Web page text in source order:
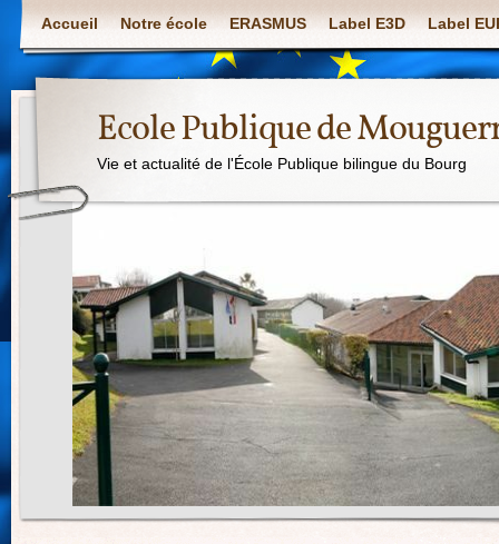
Accueil Notre école ERASMUS Label E3D Label
Ecole Publique de
Vie et actualité de l'École Publique bilingue du Bourg